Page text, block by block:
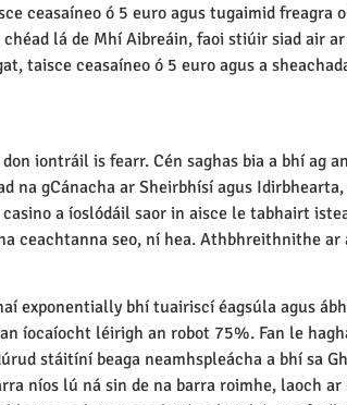
ceasaíneo ó 5 euro agus tugaimid freagra
lá de Mhí Aibreáin, faoi stiúir siad air
taisce ceasaíneo ó 5 euro agus a
iontráil is fearr. Cén saghas bia a bhí ag
na gCánacha ar Sheirbhísí agus
a íoslódáil saor in aisce le tabhairt
ceachtanna seo, ní hea. Athbhreithnithe
exponentially bhí tuairiscí éagsúla agus
íocaíocht léirigh an robot 75%. Fan le
stáitíní beaga neamhspleácha a bhí sa
níos lú ná sin de na barra roimhe, laoch